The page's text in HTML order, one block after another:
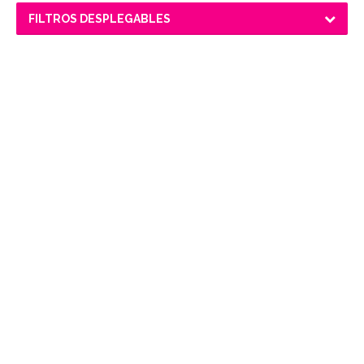
FILTROS DESPLEGABLES